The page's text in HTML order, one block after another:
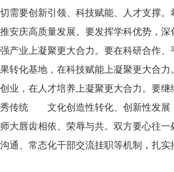
需要创新引领、科技赋能、人才支撑
安庆高质量发展。要发挥学科优势，
产业上凝聚更大合力。要在科研合作
转化基地，在科技赋能上凝聚更大合
业，在人才培养上凝聚更大合力。要继
传统 文化创造性转化、创新性发展
唇齿相依、荣辱与共。双方要心往一
通、常态化干部交流挂职等机制，扎实